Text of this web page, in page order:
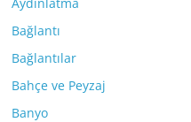
Bağlantı
Bağlantılar
Bahçe ve Peyzaj
Banyo